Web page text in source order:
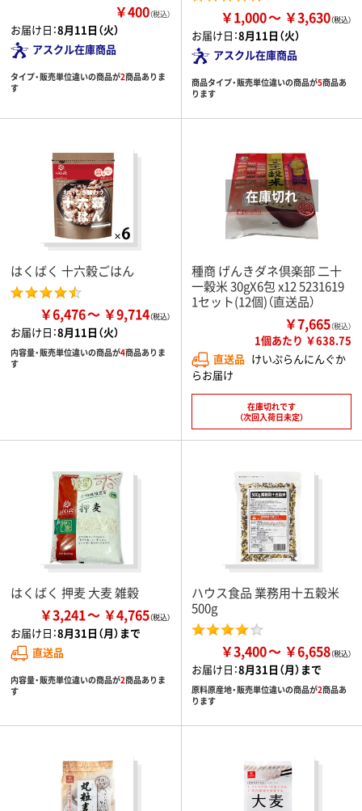
￥400（税込）
お届け日：8月11日（火）
アスクル在庫商品
タイプ・販売単位違いの商品が2商品ありま
す
￥1,000 ￥3,630
お届け日：8月11日（火）
アスクル在庫商品
商品タイプ・販売単位違いの商品が5商品あ
ります
はくばく 十六穀ごはん
￥6,476 ￥9,714
お届け日：8月11日（火）
内容量・販売単位違いの商品が4商品ありま
す
種商 げんきダネ倶楽部 二十
一穀米 30gX6包 x12 5231619
1セット(12個)（直送品）
￥7,665（税込）
1個あたり ￥638.75
直送品 けいぷらんにんぐか
らお届け
在庫切れです
（次回入荷日未定）
はくばく 押麦 大麦 雑穀
￥3,241 ￥4,765
お届け日：8月31日（月）まで
直送品
内容量・販売単位違いの商品が2商品ありま
す
ハウス食品 業務用十五穀米
500g
￥3,400 ￥6,658
お届け日：8月31日（月）まで
原料原産地・販売単位違いの商品が2商品あ
ります